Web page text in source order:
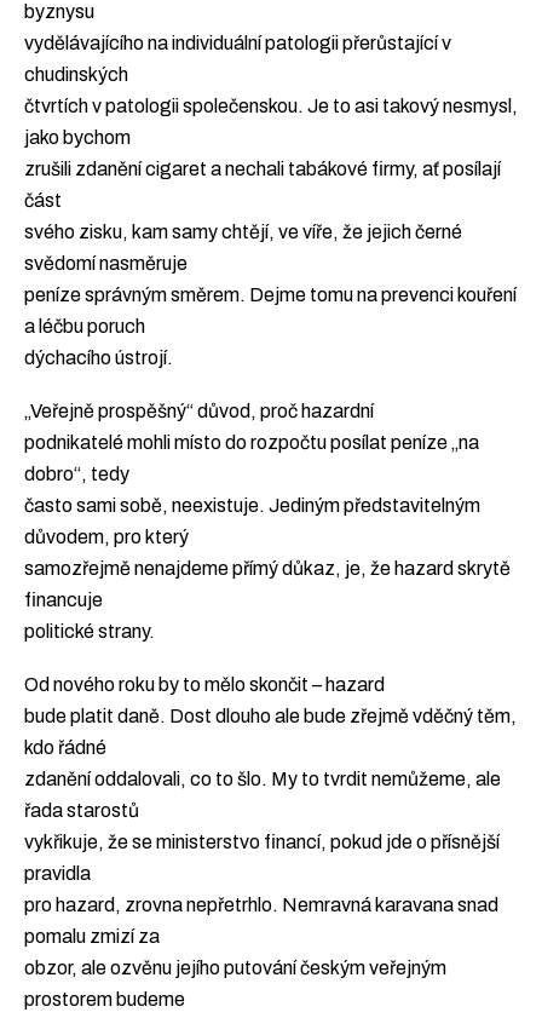
byznysu
vydělávajícího na individuální patologii přerůstající v
chudinských
čtvrtích v patologii společenskou. Je to asi takový nesmysl,
jako bychom
zrušili zdanění cigaret a nechali tabákové firmy, ať posílají
část
svého zisku, kam samy chtějí, ve víře, že jejich černé
svědomí nasměruje
peníze správným směrem. Dejme tomu na prevenci kouření
a léčbu poruch
dýchacího ústrojí.
„Veřejně prospěšný“ důvod, proč hazardní
podnikatelé mohli místo do rozpočtu posílat peníze „na
dobro“, tedy
často sami sobě, neexistuje. Jediným představitelným
důvodem, pro který
samozřejmě nenajdeme přímý důkaz, je, že hazard skrytě
financuje
politické strany.
Od nového roku by to mělo skončit – hazard
bude platit daně. Dost dlouho ale bude zřejmě vděčný těm,
kdo řádné
zdanění oddalovali, co to šlo. My to tvrdit nemůžeme, ale
řada starostů
vykřikuje, že se ministerstvo financí, pokud jde o přísnější
pravidla
pro hazard, zrovna nepřetrhlo. Nemravná karavana snad
pomalu zmizí za
obzor, ale ozvěnu jejího putování českým veřejným
prostorem budeme